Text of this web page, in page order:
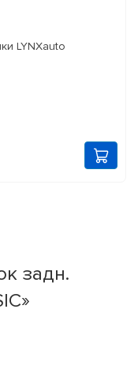
LYNXauto
задн.